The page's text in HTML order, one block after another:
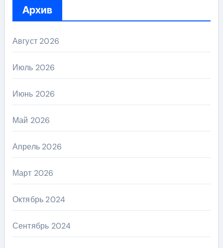
Архив
Август 2026
Июль 2026
Июнь 2026
Май 2026
Апрель 2026
Март 2026
Октябрь 2024
Сентябрь 2024